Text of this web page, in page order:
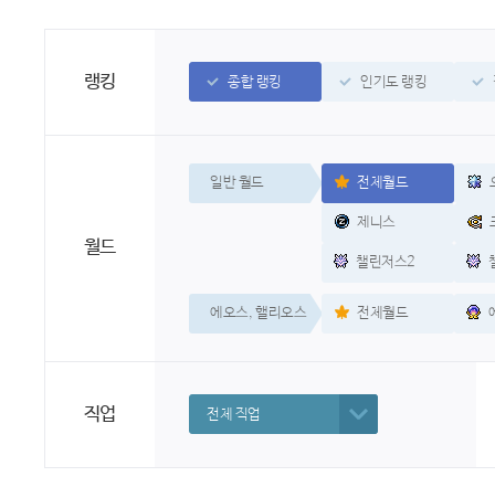
랭킹 종합 랭킹 인기도 랭킹
월드
일반 월드 전체월드
제니스
챌린저스2
에오스, 핼리오스 전체월드
직업 전체 직업